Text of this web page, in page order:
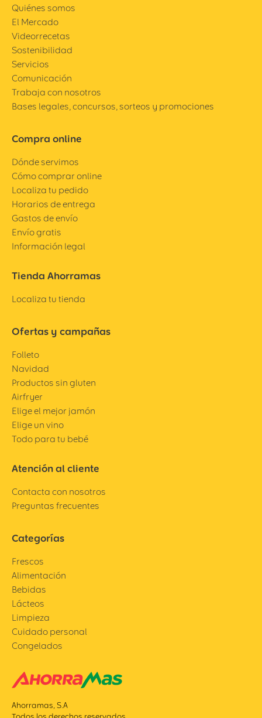
Quiénes somos
El Mercado
Videorrecetas
Sostenibilidad
Servicios
Comunicación
Trabaja con nosotros
Bases legales, concursos, sorteos y promociones
Compra online
Dónde servimos
Cómo comprar online
Localiza tu pedido
Horarios de entrega
Gastos de envío
Envío gratis
Información legal
Tienda Ahorramas
Localiza tu tienda
Ofertas y campañas
Folleto
Navidad
Productos sin gluten
Airfryer
Elige el mejor jamón
Elige un vino
Todo para tu bebé
Atención al cliente
Contacta con nosotros
Preguntas frecuentes
Categorías
Frescos
Alimentación
Bebidas
Lácteos
Limpieza
Cuidado personal
Congelados
Ahorramas, S.A